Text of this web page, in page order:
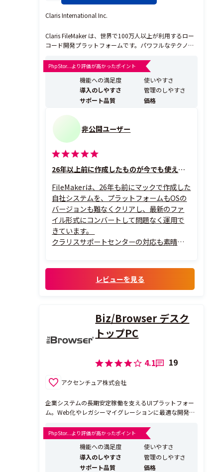
Claris International Inc.
Claris FileMaker は、世界で100万人以上が利用するロー
コード開発プラットフォームです。パワフルなテクノロ
セキュリティを搭載しFortune100の７割以上の企業をは
じめ、政府機関など国内外の大手企業で豊富な採用実績
がある一方で、小さな組織でも同...
PhpStor...より評価が高かったポイント
機能への満足度
使いやすさ
導入のしやすさ
管理のしやすさ
サポート品質
価格
非公開ユーザー
26年以上前に作成したものが今でも使えるように更新できる
FileMakerは、26年も前にマックで作成した
自社システムを、プラットフォームもOSの
バージョンも難なくクリアし、最新のファ
イル形式にコンバートして問題なく運用で
きています。
クラリスサポートセンターの対応も素晴ら
現在は5.0に更新し、2026年に試験運用中
で、スキルの低い私でも直感で編集できるロ
レビューを見る
Biz/Browser デスク
トップPC
4.1 19
アクセンチュア株式会社
企業システムの長期安定稼働を支えるUIプラットフォー
ム。Web化やレガシーマイグレーションに最適な開発・
務システムに求められる「使いやすさ」と「長期安定稼
働」を支えるUIプラットフォームです。Web化やレガシ
ーマイグレーションに最適な開発・実行環...
PhpStor...より評価が高かったポイント
機能への満足度
使いやすさ
導入のしやすさ
管理のしやすさ
サポート品質
価格